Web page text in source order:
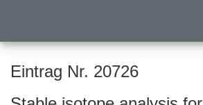
Eintrag Nr. 20726